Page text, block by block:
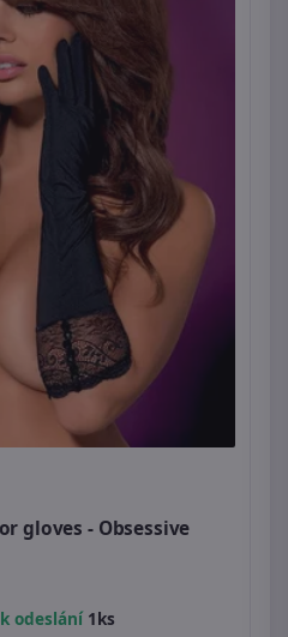
gloves - Obsessive
odeslání 1ks